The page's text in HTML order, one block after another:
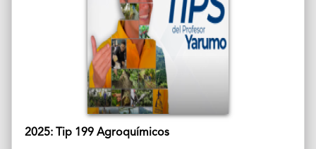
2025: Tip 199 Agroquímicos